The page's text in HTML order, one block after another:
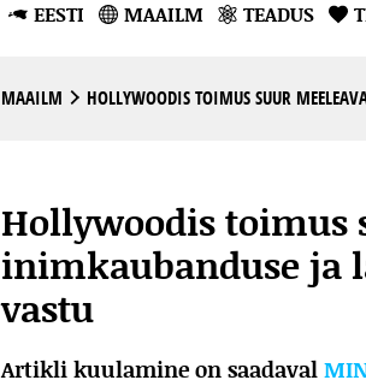
EESTI MAAILM TEADUS
MAAILM HOLLYWOODIS TOIMUS SUUR
Hollywoodis toimus
inimkaubanduse ja
vastu
Artikli kuulamine on saadaval